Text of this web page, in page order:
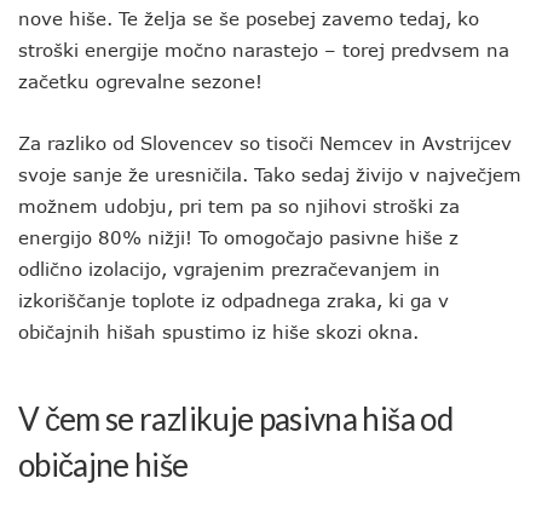
nove hiše. Te želja se še posebej zavemo tedaj, ko
stroški energije močno narastejo – torej predvsem na
začetku ogrevalne sezone!
Za razliko od Slovencev so tisoči Nemcev in Avstrijcev
svoje sanje že uresničila. Tako sedaj živijo v največjem
možnem udobju, pri tem pa so njihovi stroški za
energijo 80% nižji! To omogočajo pasivne hiše z
odlično izolacijo, vgrajenim prezračevanjem in
izkoriščanje toplote iz odpadnega zraka, ki ga v
običajnih hišah spustimo iz hiše skozi okna.
V čem se razlikuje pasivna hiša od
običajne hiše